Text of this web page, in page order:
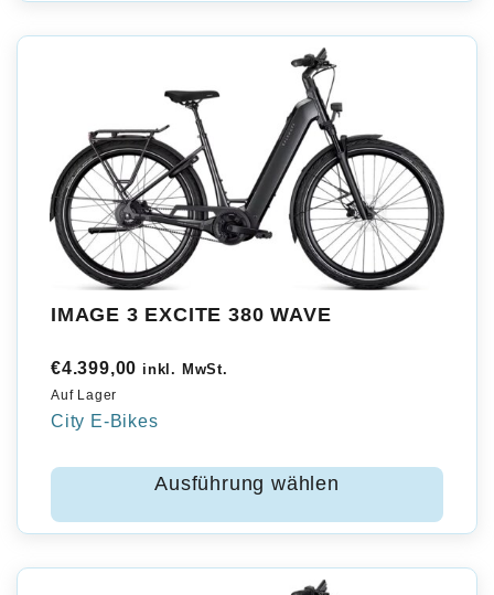
IMAGE 3 EXCITE 380 WAVE
€4.399,00 inkl. MwSt.
Auf Lager
City E-Bikes
Ausführung wählen